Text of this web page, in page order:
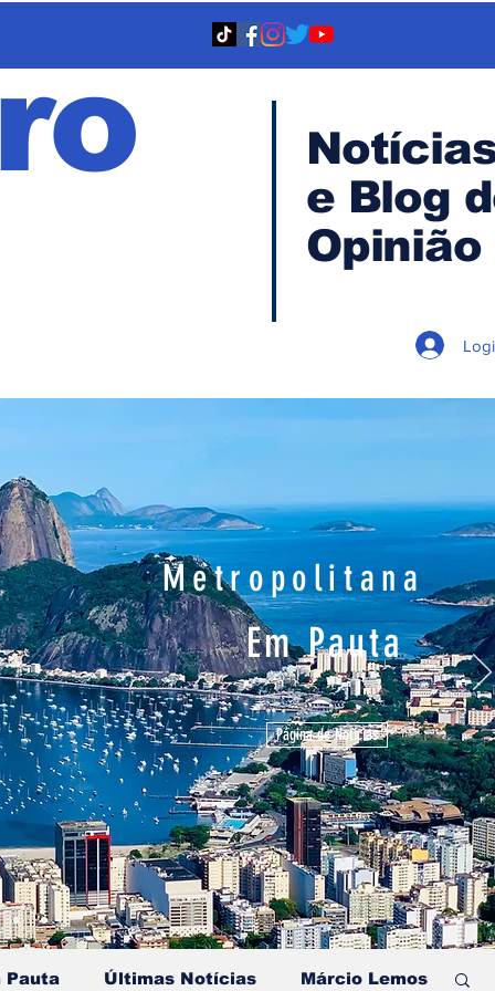
e Blog
Opinião
Pauta Últimas Notícias Márcio Lemos
Metropolitana
Em Pauta
Página de Notícias